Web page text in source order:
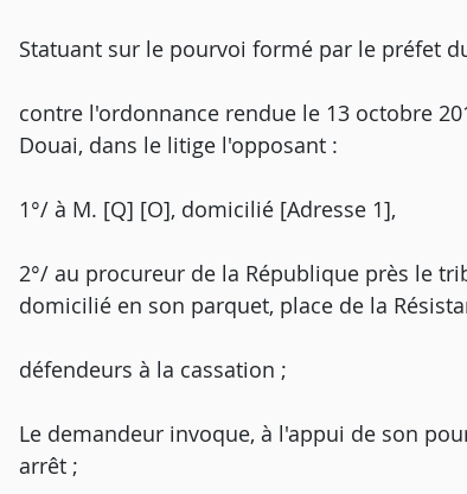
Statuant sur le pourvoi formé par le préfet
contre l'ordonnance rendue le 13 octobre
Douai, dans le litige l'opposant :
1°/ à M. [Q] [O], domicilié [Adresse 1],
2°/ au procureur de la République près le
domicilié en son parquet, place de la
défendeurs à la cassation ;
Le demandeur invoque, à l'appui de son
arrêt ;